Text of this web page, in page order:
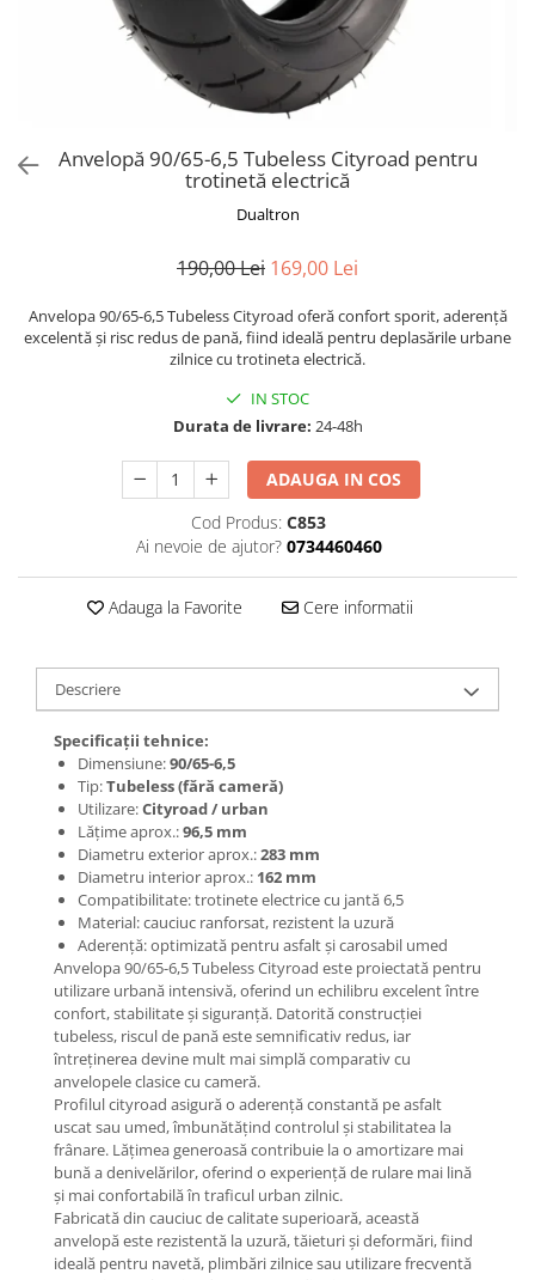
Trotinete Peste 3000 Lei
Trotinete cu Scaun
Trotinete cu Baterie Detașabilă
Trotinete cu Cheie
Trotinete cu Suspensii
Trotinete cu Ghidon Reglabil
Suporturi pentru telefon
Oglinzi retrovizoare
Ornamente, stickere & viniluri
KuKirin G2 Master
KuKirin V2
KuKirin T3
Xiaomi Mi
Anvelope solide
Camere de aer
Electronică
Display-uri / ecrane
Lumini / iluminare
Motoare
Cabluri motoare
Senzori Hall
Baterii
Controlere & Conversoare DC/DC
Încărcătoare
Prize de încărcare
Cabluri pentru baterii
Componente baterii
Localizatoare GPS
Mecanică
Furci / mânere principale &
secundare
Pliere, pasadores & tije
Crickuri / suporturi parcare
Suspensii & amortizoare
Rulmenți
Anvelopă 90/65-6,5 Tubeless Cityroad pentru
trotinetă electrică
Dualtron
190,00 Lei 169,00 Lei
Anvelopa 90/65-6,5 Tubeless Cityroad oferă confort sporit, aderență
excelentă și risc redus de pană, fiind ideală pentru deplasările urbane
zilnice cu trotineta electrică.
IN STOC
Durata de livrare: 24-48h
ADAUGA IN COS
Cod Produs: C853
Ai nevoie de ajutor? 0734460460
Adauga la Favorite Cere informatii
Descriere
Specificații tehnice:
Dimensiune:90/65-6,5
Tip:Tubeless (fără cameră)
Utilizare:Cityroad / urban
Lățime aprox.:96,5 mm
Diametru exterior aprox.:283 mm
Diametru interior aprox.: 162 mm
Compatibilitate: trotinete electrice cu jantă 6,5
Material: cauciuc ranforsat, rezistent la uzură
Aderență: optimizată pentru asfalt și carosabil umed
Anvelopa 90/65-6,5 Tubeless Cityroad este proiectată pentru
utilizare urbană intensivă, oferind un echilibru excelent între
confort, stabilitate și siguranță. Datorită construcției
tubeless, riscul de pană este semnificativ redus, iar
întreținerea devine mult mai simplă comparativ cu
anvelopele clasice cu cameră.
Profilul cityroad asigură o aderență constantă pe asfalt
uscat sau umed, îmbunătățind controlul și stabilitatea la
frânare. Lățimea generoasă contribuie la o amortizare mai
bună a denivelărilor, oferind o experiență de rulare mai lină
și mai confortabilă în traficul urban zilnic.
Fabricată din cauciuc de calitate superioară, această
anvelopă este rezistentă la uzură, tăieturi și deformări, fiind
ideală pentru navetă, plimbări zilnice sau utilizare frecventă